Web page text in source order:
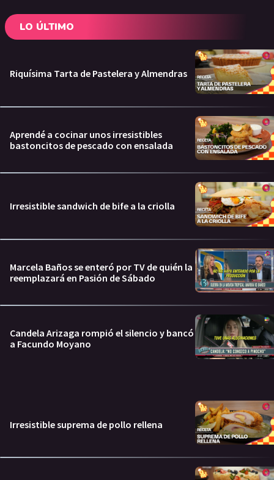
LO ÚLTIMO
Riquísima Tarta de Pastelera y Almendras
Aprendé a cocinar unos irresistibles
bastoncitos de pescado con ensalada
Irresistible sandwich de bife a la criolla
Marcela Baños se enteró por TV de quién la
reemplazará en Pasión de Sábado
Candela Arizaga rompió el silencio y bancó
a Facundo Moyano
Irresistible suprema de pollo rellena